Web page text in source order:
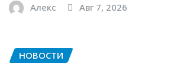
Алекс Авг 7, 2026
НОВОСТИ